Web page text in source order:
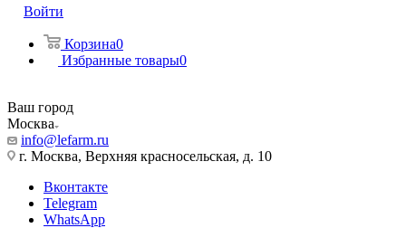
Войти
Корзина0
Избранные товары0
Ваш город
Москва
info@lefarm.ru
г. Москва, Верхняя красносельская, д. 10
Вконтакте
Telegram
WhatsApp